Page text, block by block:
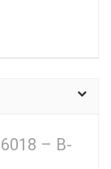
– B-